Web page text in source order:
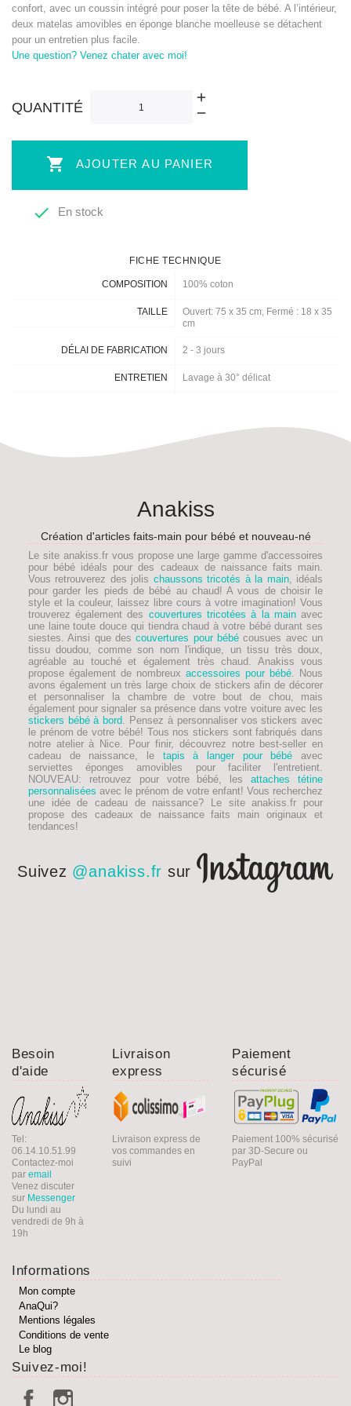
confort, avec un coussin intégré pour poser la tête de bébé. A l’intérieur,
deux matelas amovibles en éponge blanche moelleuse se détachent
pour un entretien plus facile.
Une question? Venez chater avec moi!
QUANTITÉ
 AJOUTER AU PANIER
 En stock
FICHE TECHNIQUE
COMPOSITION 100% coton
TAILLE
Ouvert: 75 x 35 cm, Fermé : 18 x 35
cm
DÉLAI DE FABRICATION 2 - 3 jours
ENTRETIEN Lavage à 30° délicat
Anakiss
Création d'articles faits-main pour bébé et nouveau-né
Le site anakiss.fr vous propose une large gamme d'accessoires
pour bébé idéals pour des cadeaux de naissance faits main.
Vous retrouverez des jolis chaussons tricotés à la main, idéals
pour garder les pieds de bébé au chaud! A vous de choisir le
style et la couleur, laissez libre cours à votre imagination! Vous
trouverez également des couvertures tricotées à la mainavec
une laine toute douce qui tiendra chaud à votre bébé durant ses
siestes. Ainsi que descouvertures pour bébé cousues avec un
tissu doudou, comme son nom l'indique, un tissu très doux,
agréable au touché et également très chaud. Anakiss vous
propose également de nombreuxaccessoires pour bébé. Nous
avons également un très large choix de stickers afin de décorer
et personnaliser la chambre de votre bout de chou, mais
également pour signaler sa présence dans votre voiture avec les
stickers bébé à bord. Pensez à personnaliser vos stickers avec
le prénom de votre bébé! Tous nos stickers sont fabriqués dans
notre atelier à Nice. Pour finir, découvrez notre best-seller en
cadeau de naissance, le tapis à langer pour bébé avec
serviettes éponges amovibles pour faciliter l'entretient.
NOUVEAU: retrouvez pour votre bébé, lesattaches tétine
personnalisées avec le prénom de votre enfant! Vous recherchez
une idée de cadeau de naissance? Le site anakiss.fr pour
propose des cadeaux de naissance faits main originaux et
tendances!
Suivez @anakiss.fr sur
Besoin
d'aide
Tel:
06.14.10.51.99
Contactez-moi
par email
Venez discuter
sur Messenger
Du lundi au
vendredi de 9h à
19h
Livraison
express
Livraison express de
vos commandes en
suivi
Paiement
sécurisé
Paiement 100% sécurisé
par 3D-Secure ou
PayPal
Informations
Mon compte
AnaQui?
Mentions légales
Conditions de vente
Le blog
Suivez-moi!